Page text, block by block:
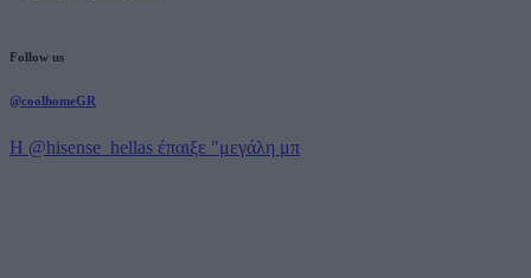
Follow us
@coolhomeGR
Η @hisense_hellas έπαιξε "μεγάλη μπ